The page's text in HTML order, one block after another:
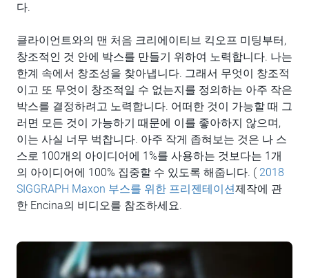
다.
클라이언트와의 맨 처음 크리에이티브 킥오프 미팅부터,
창조적인 것 안에 박스를 만들기 위하여 노력합니다. 나는
한계 속에서 창조성을 찾아냅니다. 그래서 무엇이 창조적
이고 또 무엇이 창조적일 수 없는지를 정의하는 아주 작은
박스를 결정하려고 노력합니다. 어떠한 것이 가능할 때 그
러면 모든 것이 가능하기 때문에 이를 좋아하지 않으며,
이는 사실 너무 벅찹니다. 아주 작게 좁혀보는 것은 나 스
스로 100개의 아이디어에 1%를 사용하는 것보다는 1개
의 아이디어에 100% 집중할 수 있도록 해줍니다. ( 2018
SIGGRAPH Maxon 부스를 위한 프리젠테이션제작에 관
한 Encina의 비디오를 참조하세요.